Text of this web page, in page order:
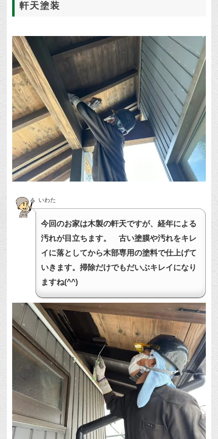
軒天塗装
いわた
今回のお家は木製の軒天ですが、経年による
汚れが目立ちます。 古い塗膜や汚れをキレ
イに落としてから木部専用の塗料で仕上げて
いきます。掃除だけでもだいぶキレイになり
ますね(^^)